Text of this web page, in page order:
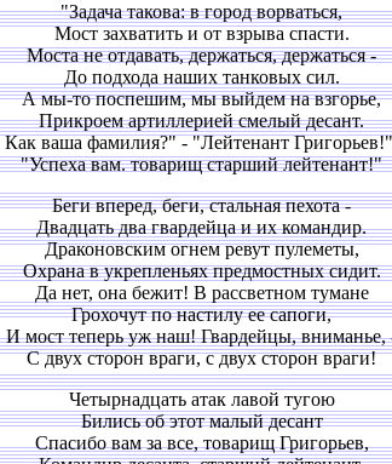
"Задача такова: в город ворваться,
Мост захватить и от взрыва спасти.
Моста не отдавать, держаться, держаться -
До подхода наших танковых сил.
А мы-то поспешим, мы выйдем на взгорье,
Прикроем артиллерией смелый десант.
Как ваша фамилия?" - "Лейтенант
"Успеха вам. товарищ старший лейтенант!"
Беги вперед, беги, стальная пехота -
Двадцать два гвардейца и их командир.
Драконовским огнем ревут пулеметы,
Охрана в укрепленьях предмостных сидит.
Да нет, она бежит! В рассветном тумане
Грохочут по настилу ее сапоги,
И мост теперь уж наш! Гвардейцы, вниманье,
С двух сторон враги, с двух сторон враги!
Четырнадцать атак лавой тугою
Бились об этот малый десант
Спасибо вам за все, товарищ Григорьев,